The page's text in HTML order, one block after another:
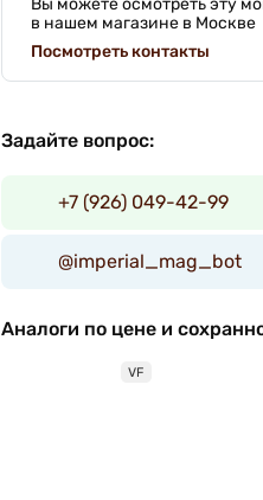
в нашем магазине в Москве
Посмотреть контакты
Задайте вопрос:
+7 (926) 049-42-99
@imperial_mag_bot
Аналоги по цене и
VF